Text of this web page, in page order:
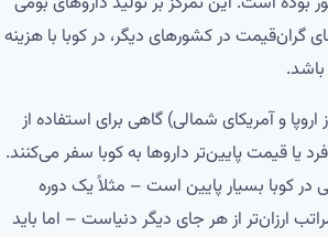
در کشورهای دیگر، در کوبا با هزینه
اروپا و آمریکای شمالی) گاهی برای استفاده از
یا قیمت پایین‌تر داروها به کوبا سفر می‌کنند.
کوبا بسیار پایین است – مثلاً یک دوره
ارزان‌تر از هر جای دیگر دنیاست – اما باید